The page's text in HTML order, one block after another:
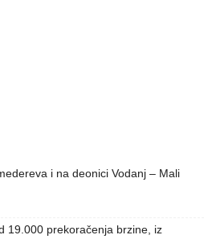
i na deonici Vodanj – Mali
19.000 prekoračenja brzine, iz